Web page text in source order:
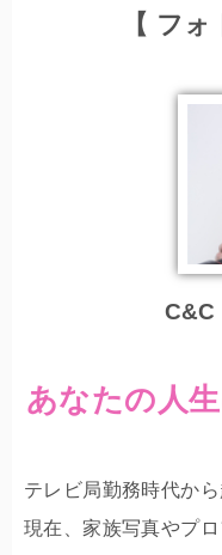
【 フ
C&C
あなたの人
テレビ局勤務時代か
現在、家族写真やプ